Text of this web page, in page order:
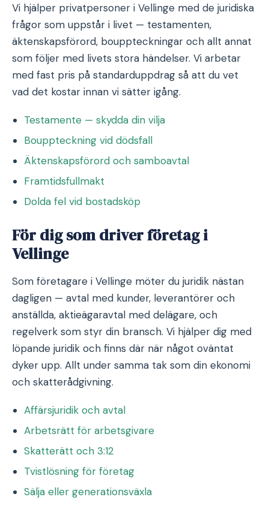
Vi hjälper privatpersoner i Vellinge med de juridiska
frågor som uppstår i livet — testamenten,
äktenskapsförord, bouppteckningar och allt annat
som följer med livets stora händelser. Vi arbetar
med fast pris på standarduppdrag så att du vet
vad det kostar innan vi sätter igång.
Testamente — skydda din vilja
Bouppteckning vid dödsfall
Äktenskapsförord och samboavtal
Framtidsfullmakt
Dolda fel vid bostadsköp
För dig som driver företag i
Vellinge
Som företagare i Vellinge möter du juridik nästan
dagligen — avtal med kunder, leverantörer och
anställda, aktieägaravtal med delägare, och
regelverk som styr din bransch. Vi hjälper dig med
löpande juridik och finns där när något oväntat
dyker upp. Allt under samma tak som din ekonomi
och skatterådgivning.
Affärsjuridik och avtal
Arbetsrätt för arbetsgivare
Skatterätt och 3:12
Tvistlösning för företag
Sälja eller generationsväxla